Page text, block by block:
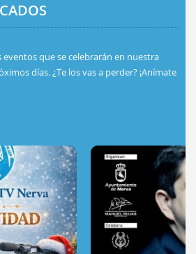
que se celebrarán en nuestra
días. ¿Te los vas a perder? ¡Anímate